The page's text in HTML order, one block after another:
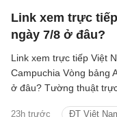
Link xem trực
ngày 7/8 ở đâu?
23h trước ĐT Việt
Link xem trực tiếp Việt
Campuchia Vòng bảng
ở đâu? Tường thuật